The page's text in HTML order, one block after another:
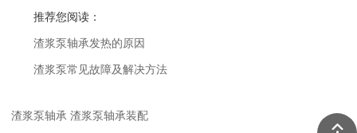
推荐您阅读：
渣浆泵轴承发热的原因
渣浆泵常见故障及解决方法
渣浆泵轴承 渣浆泵轴承装配